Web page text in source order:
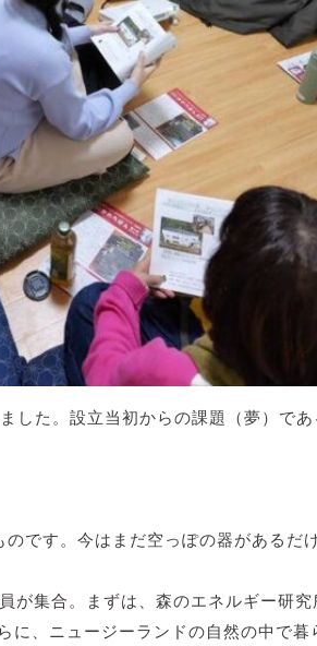
た。設立当初からの課題（夢）で
です。今はまだ空っぽの器があるだ
集合。まずは、森のエネルギー研
、ニュージーランドの自然の中で